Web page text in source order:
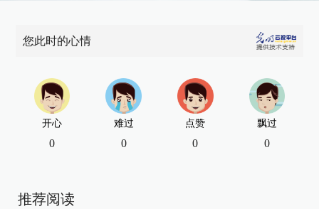
您此时的心情
开心
0
难过
0
点赞
0
飘过
0
推荐阅读